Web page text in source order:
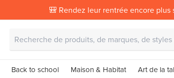
🎒 Rendez leur rentrée encore
Back to school Maison & Habitat Art de la